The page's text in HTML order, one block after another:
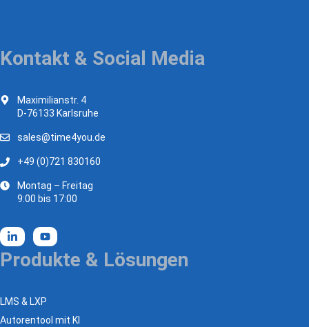
Kontakt & Social Media
Maximilianstr. 4
D-76133 Karlsruhe
sales@time4you.de
+49 (0)721 830160
Montag – Freitag
9:00 bis 17:00
Produkte & Lösungen
LMS & LXP
Autorentool mit KI